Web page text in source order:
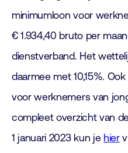
minimumloon voor
€ 1.934,40 bruto per
dienstverband. Het
daarmee met 10,15%.
voor werknemers van
compleet overzicht van
1 januari 2023 kun je hier